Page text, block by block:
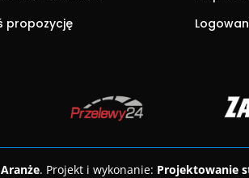
propozycję
. Projekt i wykonanie: Projektowanie